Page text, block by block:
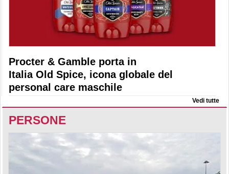
Procter & Gamble porta in
Italia Old Spice, icona globale del
personal care maschile
Vedi tutte
PERSONE